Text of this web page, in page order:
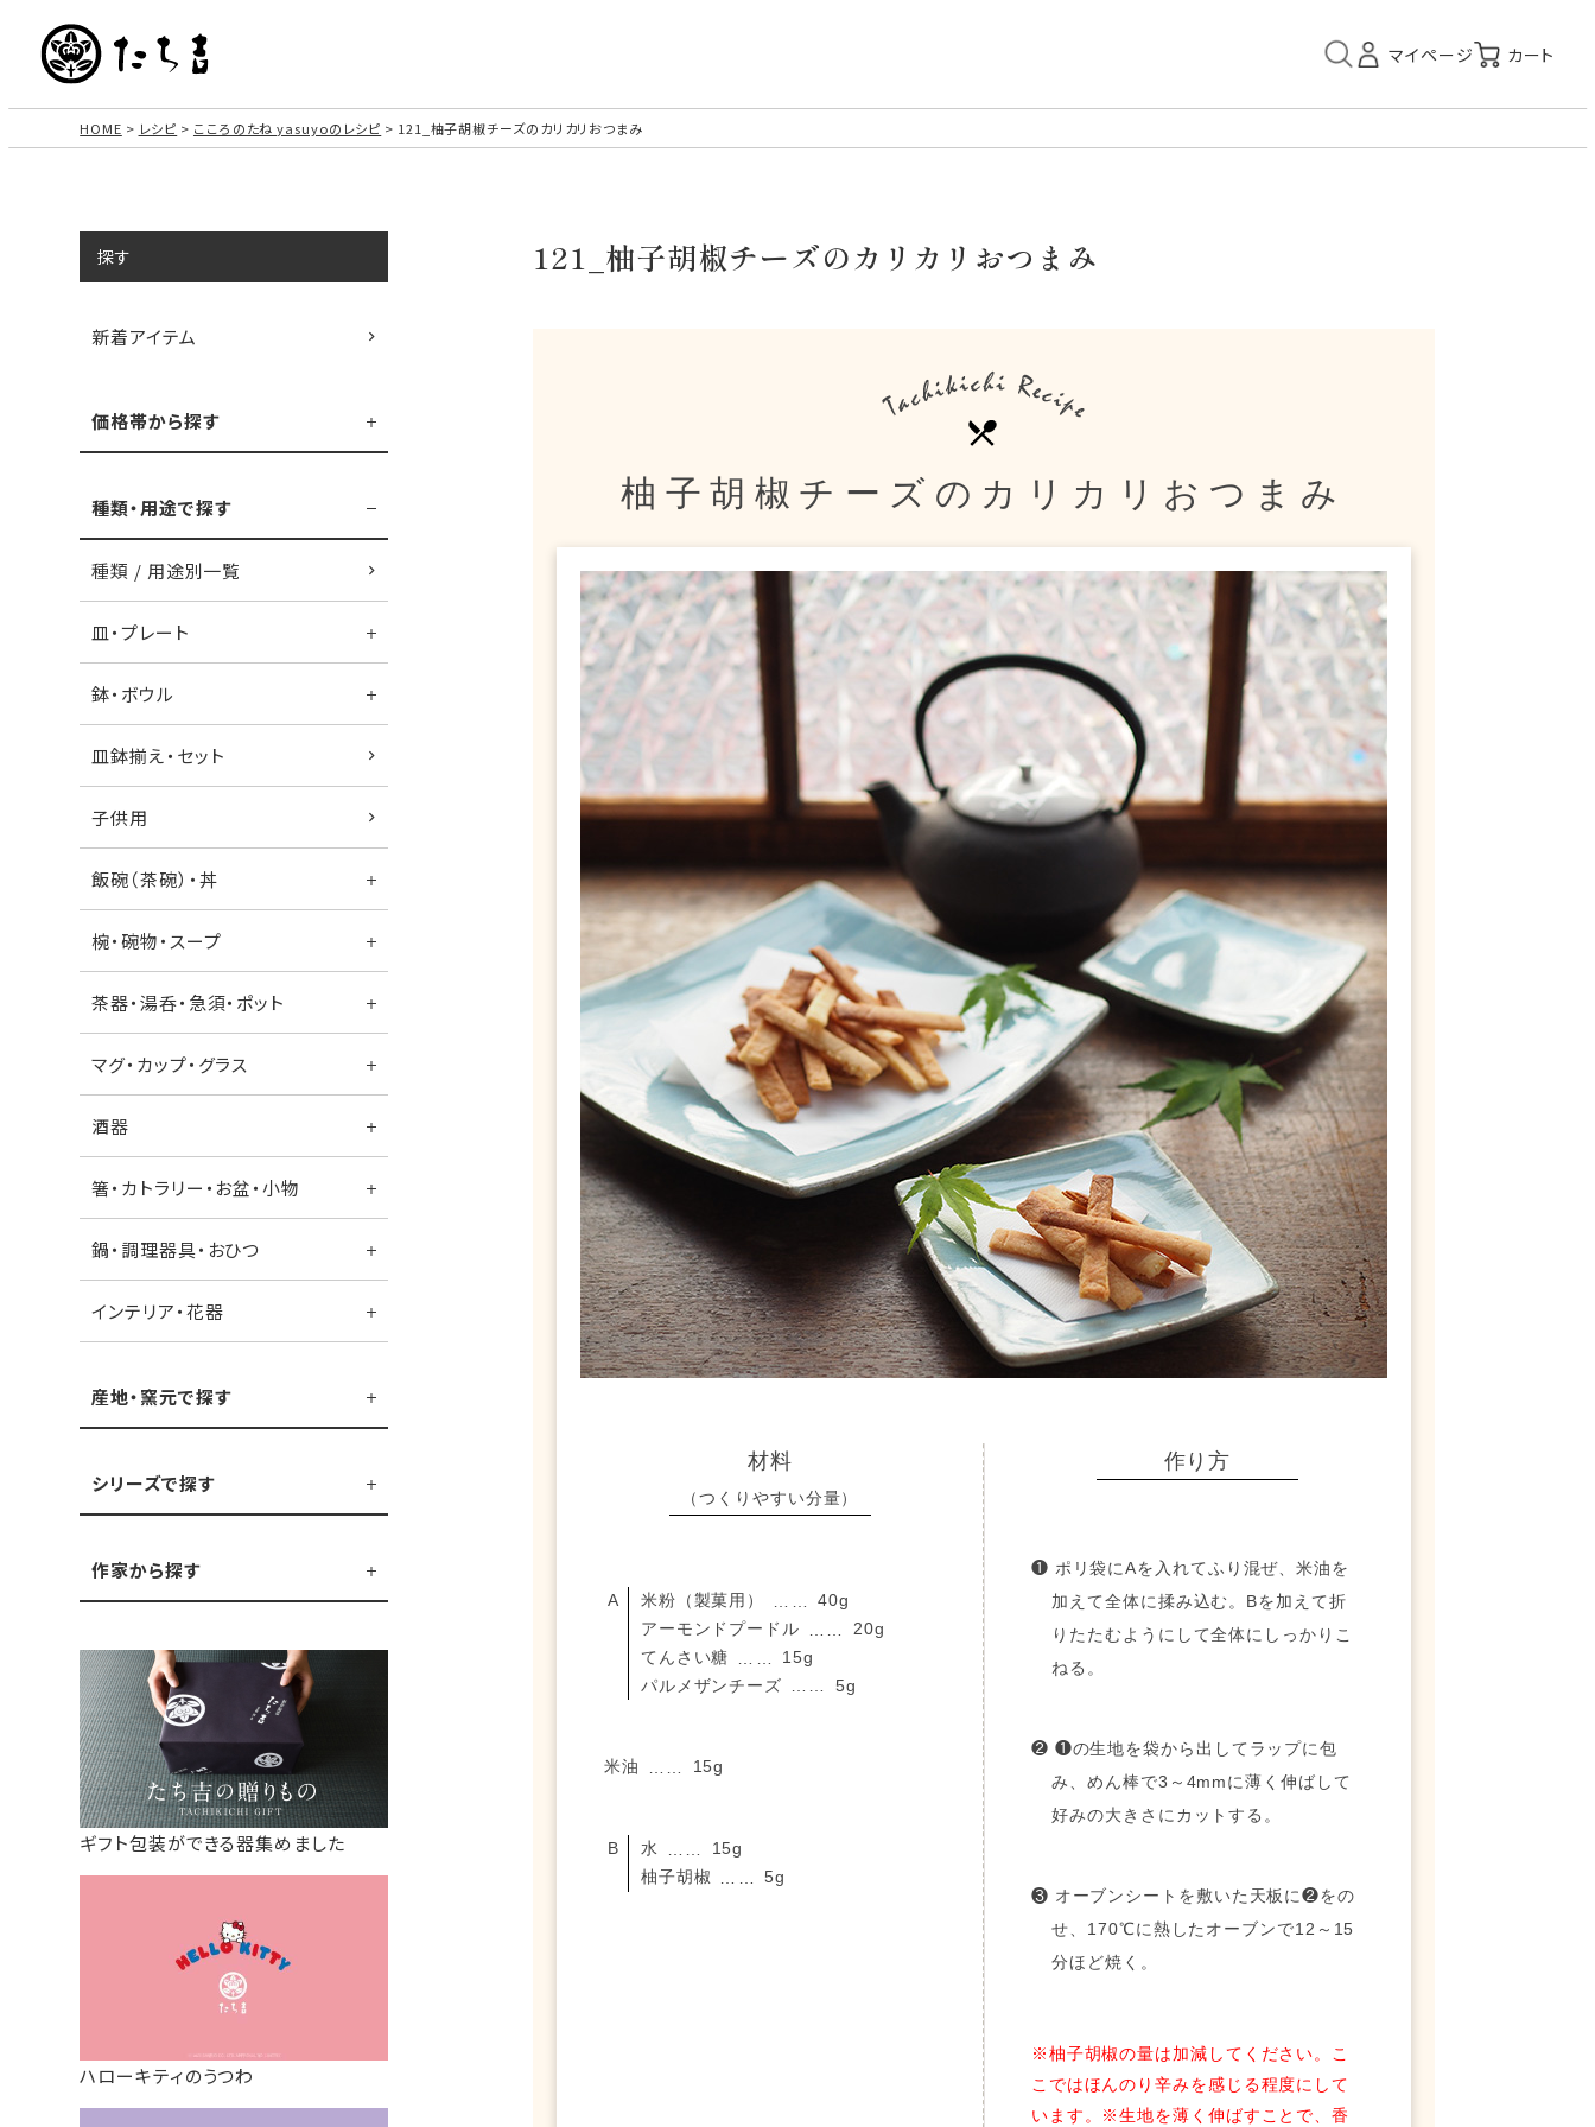
HOME レシピ こころのたね yasuyoのレシピ 121_柚子胡椒チーズのカリカリおつまみ
探す
新着アイテム
価格帯から探す
種類・用途で探す
種類 / 用途別一覧
皿・プレート
鉢・ボウル
皿鉢揃え・セット
子供用
飯碗（茶碗）・丼
椀・碗物・スープ
茶器・湯呑・急須・ポット
マグ・カップ・グラス
酒器
箸・カトラリー・お盆・小物
鍋・調理器具・おひつ
インテリア・花器
産地・窯元で探す
シリーズで探す
作家から探す
ギフト包装ができる器集めました
ハローキティのうつわ
121_柚子胡椒チーズのカリカリおつまみ
柚子胡椒チーズのカリカリおつまみ
材料
（つくりやすい分量）
米粉（製菓用）
40g
アーモンドプードル
20g
てんさい糖
15g
パルメザンチーズ
…… 5g
米油 15g
水
15g
柚子胡椒
5g
作り方
❶ ポリ袋にAを入れてふり混ぜ、米油を
加えて全体に揉み込む。Bを加えて折
りたたむようにして全体にしっかりこ
ねる。
❷ ❶の生地を袋から出してラップに包
み、めん棒で3～4mmに薄く伸ばして
好みの大きさにカットする。
❸ オーブンシートを敷いた天板に❷をの
せ、170℃に熱したオーブンで12～15
分ほど焼く。
※柚子胡椒の量は加減してください。こ
こではほんのり辛みを感じる程度にして
います。※生地を薄く伸ばすことで、香